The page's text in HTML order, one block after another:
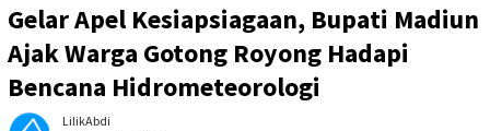
Gelar Apel Kesiapsiagaan, Bupati Madiun
Ajak Warga Gotong Royong Hadapi
Bencana Hidrometeorologi
LilikAbdi